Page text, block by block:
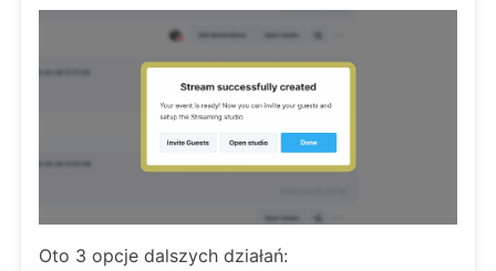
Oto 3 opcje dalszych działań: